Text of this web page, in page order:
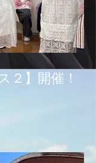
２】開催！